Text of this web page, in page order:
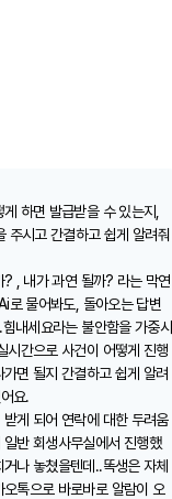
하면 발급받을 수 있는지,
주시고 간결하고 쉽게 알려줘
, 내가 과연 될까? 라는 막연
로 물어봐도, 돌아오는 답변
내세요라는 불안함을 가중시
시간으로 사건이 어떻게 진행
면 될지 간결하고 쉽게 알려
요.
게 되어 연락에 대한 두려움
반 회생사무실에서 진행했
나 놓쳤을텐데..똑생은 자체
톡으로 바로바로 알람이 오